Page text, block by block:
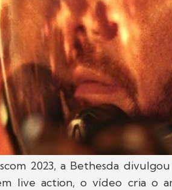
2023, a Bethesda
live action, o vídeo cria o